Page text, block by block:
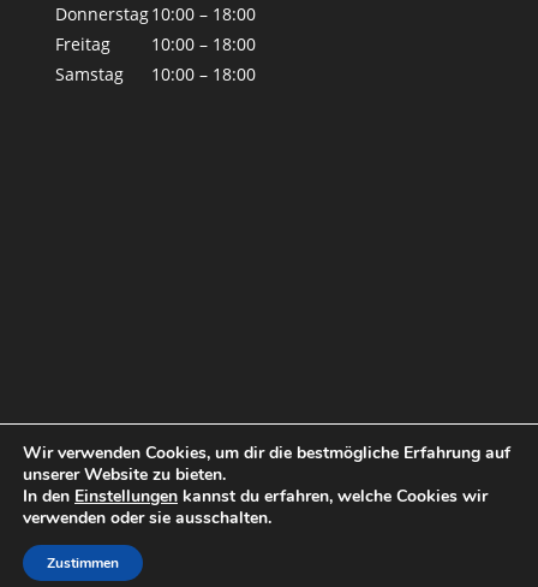
Donnerstag10:00 – 18:00
Freitag
10:00 – 18:00
Samstag
10:00 – 18:00
© by Tina Blue 2019 Impressum
Wir verwenden Cookies, um dir die bestmögliche Erfahrung auf
unserer Website zu bieten.
In den Einstellungen kannst du erfahren, welche Cookies wir
verwenden oder sie ausschalten.
Zustimmen